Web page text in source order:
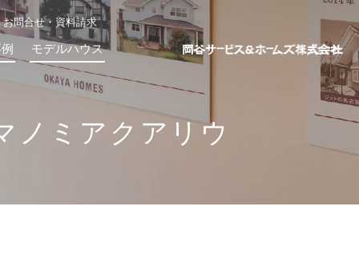
お問合せ・資料請求
モデルハウス
ノミアクアリウ